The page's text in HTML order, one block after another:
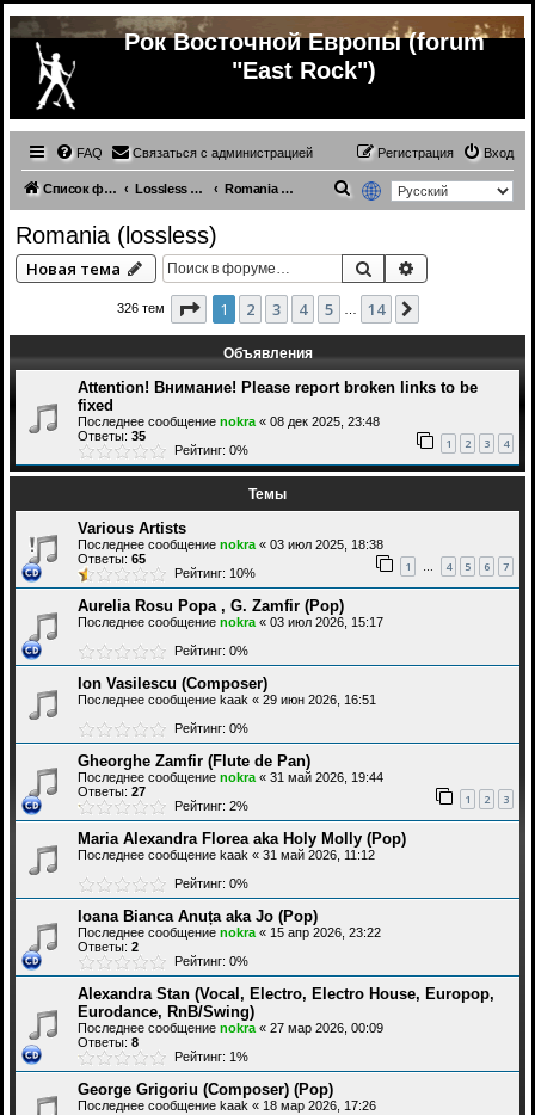
Рок Восточной Европы (forum
"East Rock")
FAQ Связаться с администрацией Вход
Регистрация
Список форумов Lossless (East Europe music) Romania (lossless)
с
Romania (lossless)
Новая тема Поиск
326 тем Страница из 14
1 2 3 4 5 14
Объявления
Attention! Внимание! Please report broken links to be
fixed
Последнее сообщение nokra « 08 дек 2025, 23:48
Ответы: 35 1 2 3 4
Рейтинг: 0%
Темы
Various Artists
Последнее сообщение nokra « 03 июл 2025, 18:38
Ответы: 65 1 … 4 5 6 7
Рейтинг: 10%
Aurelia Rosu Popa , G. Zamfir (Pop)
Последнее сообщение nokra « 03 июл 2026, 15:17
Рейтинг: 0%
Ion Vasilescu (Composer)
Последнее сообщение kaak « 29 июн 2026, 16:51
Рейтинг: 0%
Gheorghe Zamfir (Flute de Pan)
Последнее сообщение nokra « 31 май 2026, 19:44
Ответы: 27 1 2 3
Рейтинг: 2%
Maria Alexandra Florea aka Holy Molly (Pop)
Последнее сообщение kaak « 31 май 2026, 11:12
Рейтинг: 0%
Ioana Bianca Anuța aka Jo (Pop)
Последнее сообщение nokra « 15 апр 2026, 23:22
Ответы: 2
Рейтинг: 0%
Alexandra Stan (Vocal, Electro, Electro House, Europop,
Eurodance, RnB/Swing)
Последнее сообщение nokra « 27 мар 2026, 00:09
Ответы: 8
Рейтинг: 1%
George Grigoriu (Composer) (Pop)
Последнее сообщение kaak « 18 мар 2026, 17:26